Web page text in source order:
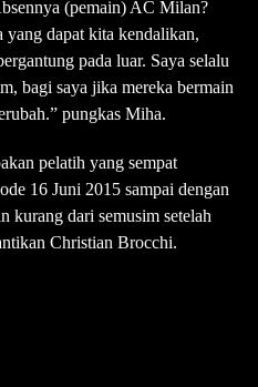
(pemain) AC Milan?
yang dapat kita kendalikan,
pada luar. Saya selalu
bagi saya jika mereka bermain
pungkas Miha.
pelatih yang sempat
16 Juni 2015 sampai dengan
kurang dari semusim setelah
Christian Brocchi.